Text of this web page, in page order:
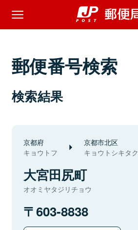
郵便番号検索
検索結果
京都府
キョウトフ
京都市北区
キョウトシキタク
大宮田尻町
オオミヤタジリチョウ
603-8838